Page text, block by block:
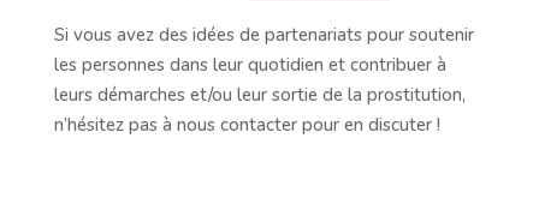
Si vous avez des idées de partenariats pour soutenir
les personnes dans leur quotidien et contribuer à
leurs démarches et/ou leur sortie de la prostitution,
n’hésitez pas à nous contacter pour en discuter !